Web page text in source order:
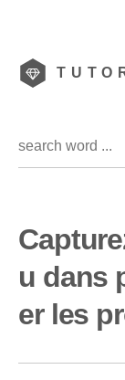
u dans
er les